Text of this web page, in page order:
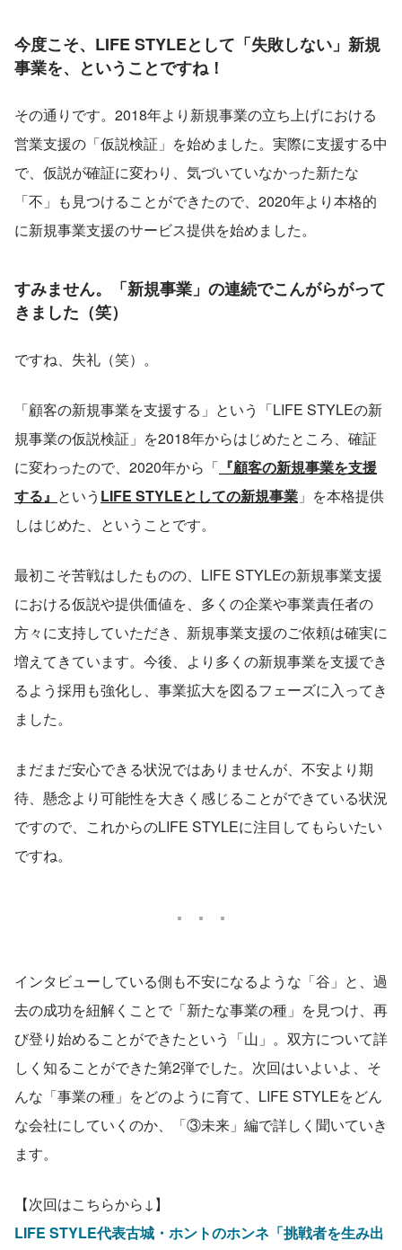
今度こそ、LIFE STYLEとして「失敗しない」新規
事業を、ということですね！
その通りです。2018年より新規事業の立ち上げにおける
営業支援の「仮説検証」を始めました。実際に支援する中
で、仮説が確証に変わり、気づいていなかった新たな
「不」も見つけることができたので、2020年より本格的
に新規事業支援のサービス提供を始めました。
すみません。「新規事業」の連続でこんがらがって
きました（笑）
ですね、失礼（笑）。
「顧客の新規事業を支援する」という「LIFE STYLEの新
規事業の仮説検証」を2018年からはじめたところ、確証
に変わったので、2020年から「 『顧客の新規事業を支援
する』 という LIFE STYLEとしての新規事業 」を本格提供
しはじめた、ということです。
最初こそ苦戦はしたものの、LIFE STYLEの新規事業支援
における仮説や提供価値を、多くの企業や事業責任者の
方々に支持していただき、新規事業支援のご依頼は確実に
増えてきています。今後、より多くの新規事業を支援でき
るよう採用も強化し、事業拡大を図るフェーズに入ってき
ました。
まだまだ安心できる状況ではありませんが、不安より期
待、懸念より可能性を大きく感じることができている状況
ですので、これからのLIFE STYLEに注目してもらいたい
ですね。
インタビューしている側も不安になるような「谷」と、過
去の成功を紐解くことで「新たな事業の種」を見つけ、再
び登り始めることができたという「山」。双方について詳
しく知ることができた第2弾でした。次回はいよいよ、そ
んな「事業の種」をどのように育て、LIFE STYLEをどん
な会社にしていくのか、「③未来」編で詳しく聞いていき
ます。
【次回はこちらから↓】
LIFE STYLE代表古城・ホントのホンネ「挑戦者を生み出